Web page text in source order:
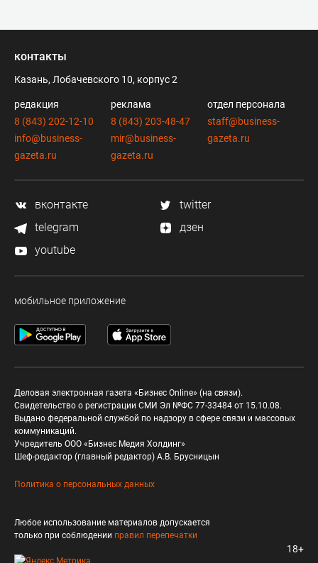
контакты
Казань, Лобачевского 10, корпус 2
редакция
8 (843) 202-12-10
info@business-
gazeta.ru
реклама
8 (843) 203-48-47
mir@business-
gazeta.ru
отдел персонала
staff@business-
gazeta.ru
вконтакте
twitter
telegram
дзен
youtube
мобильное приложение
Деловая электронная газета «Бизнес Online» (на связи).
Свидетельство о регистрации СМИ Эл №ФС 77-33484 от 15.10.08.
Выдано федеральной службой по надзору в сфере связи и массовых
коммуникаций.
Учредитель ООО «Бизнес Медия Холдинг»
Шеф-редактор (главный редактор) А.В. Брусницын
Политика о персональных данных
Любое использование материалов допускается
только при соблюдении правил перепечатки
18+